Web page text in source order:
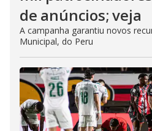
de anúncios; veja
A campanha garantiu novos
Municipal, do Peru